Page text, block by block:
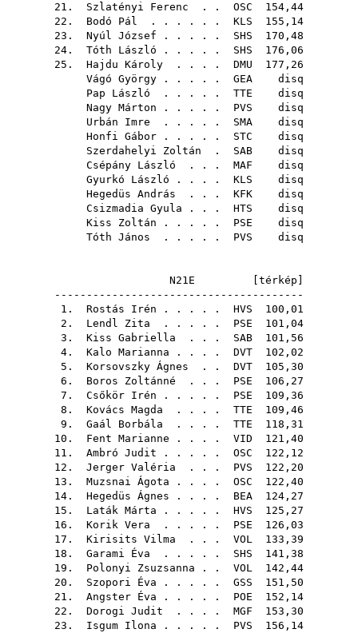
21. Szlatényi Ferenc . . OSC 154,44
22. Bodó Pál . . . . . . KLS 155,14
23. Nyúl József . . . . . SHS 170,48
24. Tóth László . . . . . SHS 176,06
25. Hajdu Károly . . . . DMU 177,26
Vágó György . . . . . GEA disq
Pap László . . . . . TTE disq
Nagy Márton . . . . . PVS disq
Urbán Imre . . . . . SMA disq
Honfi Gábor . . . . . STC disq
Szerdahelyi Zoltán . SAB disq
Csépány László . . . MAF disq
Gyurkó László . . . . KLS disq
Hegedüs András . . . KFK disq
Csizmadia Gyula . . . HTS disq
Kiss Zoltán . . . . . PSE disq
Tóth János . . . . . PVS disq
N21E [ térkép
---------------------------------------
1. Rostás Irén . . . . . HVS 100,01
2. Lendl Zita . . . . . PSE 101,04
3. Kiss Gabriella . . . SAB 101,56
4. Kalo Marianna . . . . DVT 102,02
5. Korsovszky Ágnes . . DVT 105,30
6. Boros Zoltánné . . . PSE 106,27
7. Csőkör Irén . . . . . PSE 109,36
8. Kovács Magda . . . . TTE 109,46
9. Gaál Borbála . . . . TTE 118,31
10. Fent Marianne . . . . VID 121,40
11. Ambró Judit . . . . . OSC 122,12
12. Jerger Valéria . . . PVS 122,20
13. Muzsnai Ágota . . . . OSC 122,40
14. Hegedüs Ágnes . . . . BEA 124,27
15. Laták Márta . . . . . HVS 125,27
16. Korik Vera . . . . . PSE 126,03
17. Kirisits Vilma . . . VOL 133,39
18. Garami Éva . . . . . SHS 141,38
19. Polonyi Zsuzsanna . . VOL 142,44
20. Szopori Éva . . . . . GSS 151,50
21. Angster Éva . . . . . POE 152,14
22. Dorogi Judit . . . . MGF 153,30
23. Isgum Ilona . . . . . PVS 156,14